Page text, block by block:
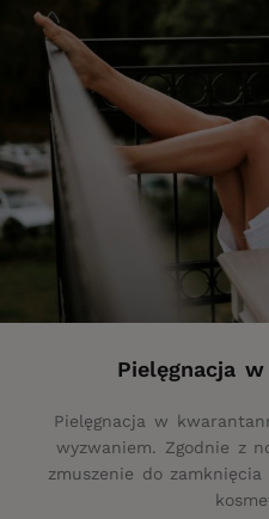
Pielęgnacja
Pielęgnacja w
wyzwaniem. Zgodnie z
zmuszenie do